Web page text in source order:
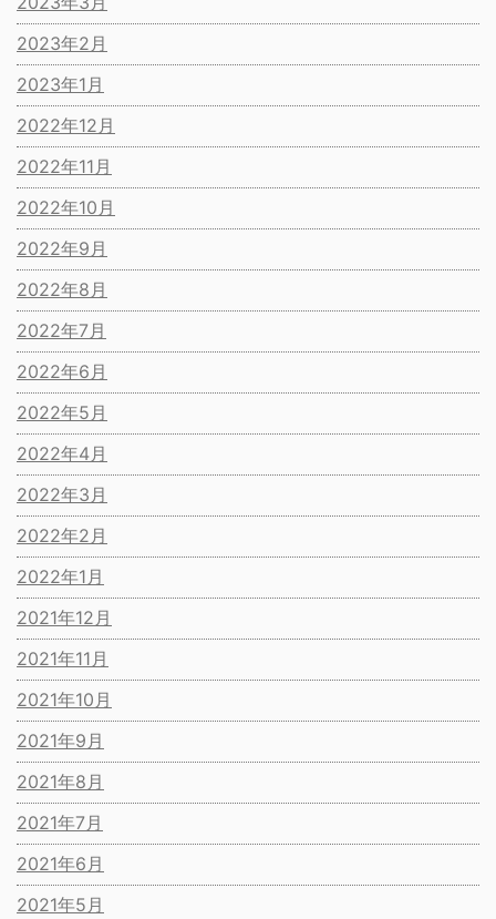
2023年2月
2023年1月
2022年12月
2022年11月
2022年10月
2022年9月
2022年8月
2022年7月
2022年6月
2022年5月
2022年4月
2022年3月
2022年2月
2022年1月
2021年12月
2021年11月
2021年10月
2021年9月
2021年8月
2021年7月
2021年6月
2021年5月